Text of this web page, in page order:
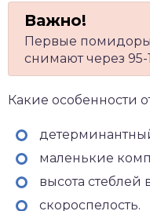
Первые помидоры
снимают через 95-
Какие особенности
маленькие
высота стеблей
скороспелость.